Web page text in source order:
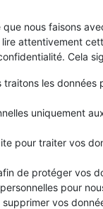
nous faisons
attentivement
Cela
les données
uniquement
pour traiter vos
de protéger vos
pour
vos